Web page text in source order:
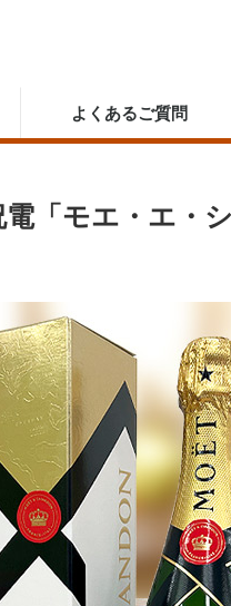
よくあるご質問
「モエ・エ・